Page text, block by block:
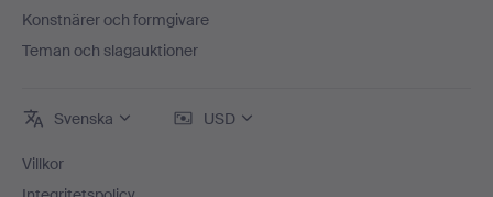
Konstnärer och formgivare
Teman och slagauktioner
Svenska USD
Villkor